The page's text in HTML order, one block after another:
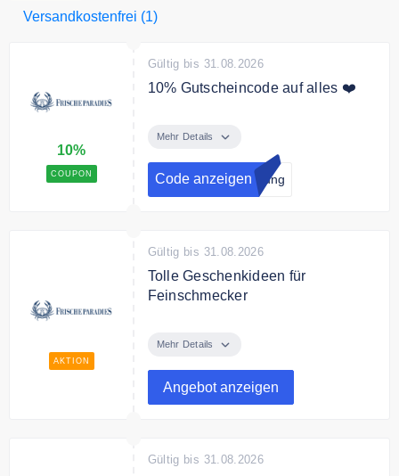
Versandkostenfrei (1)
10%
COUPON
Gültig bis 31.08.2026
10% Gutscheincode auf alles ❤️
Direkt zum Newsletter anmelden
und 10€ Gutschein erhalten.
Bedingungen
Mehr Details
Code anzeigen dung
AKTION
Gültig bis 31.08.2026
Tolle Geschenkideen für
Feinschmecker
Frischesparadies tolle
Feinschmecker.
Mehr Details
Angebot anzeigen
Gültig bis 31.08.2026